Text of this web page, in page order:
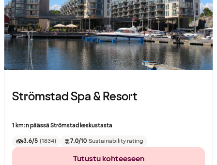
Strömstad Spa & Resort
1 km:n päässä Strömstad keskustasta
3.6/5 (1834) 7.0/10 Sustainability rating
Tutustu kohteeseen